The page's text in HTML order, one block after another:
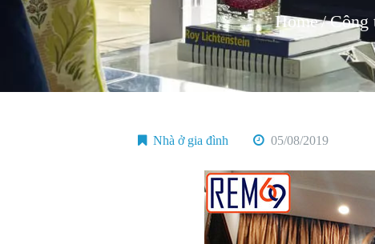
Home Công
Nhà ở gia đình 05/08/2019